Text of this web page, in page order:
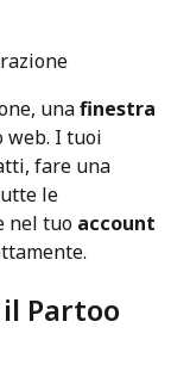
una finestra
web. I tuoi
fare una
le
nel tuo account
Partoo